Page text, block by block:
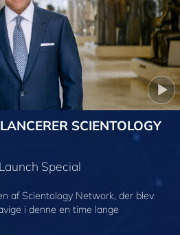
SCIENTOLOGY
Special
af Scientology Network, der blev
i denne en time lange